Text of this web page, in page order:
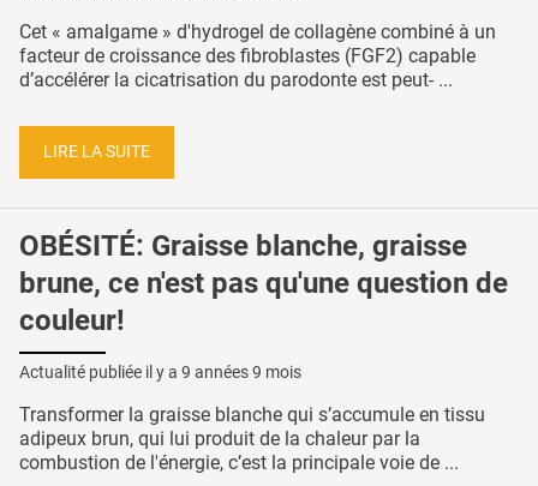
Cet « amalgame » d'hydrogel de collagène combiné à un
facteur de croissance des fibroblastes (FGF2) capable
d’accélérer la cicatrisation du parodonte est peut- ...
LIRE LA SUITE
OBÉSITÉ: Graisse blanche, graisse
brune, ce n'est pas qu'une question de
couleur!
Actualité publiée il y a 9 années 9 mois
Transformer la graisse blanche qui s’accumule en tissu
adipeux brun, qui lui produit de la chaleur par la
combustion de l'énergie, c’est la principale voie de ...